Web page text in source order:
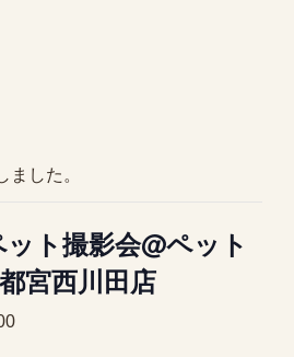
した。
ト撮影会@ペット
宮西川田店